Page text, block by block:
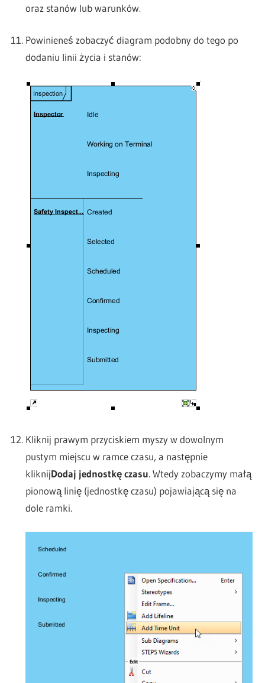
oraz stanów lub warunków.
Powinieneś zobaczyć diagram podobny do tego po
dodaniu linii życia i stanów:
Kliknij prawym przyciskiem myszy w dowolnym
pustym miejscu w ramce czasu, a następnie
kliknijDodaj jednostkę czasu. Wtedy zobaczymy małą
pionową linię (jednostkę czasu) pojawiającą się na
dole ramki.